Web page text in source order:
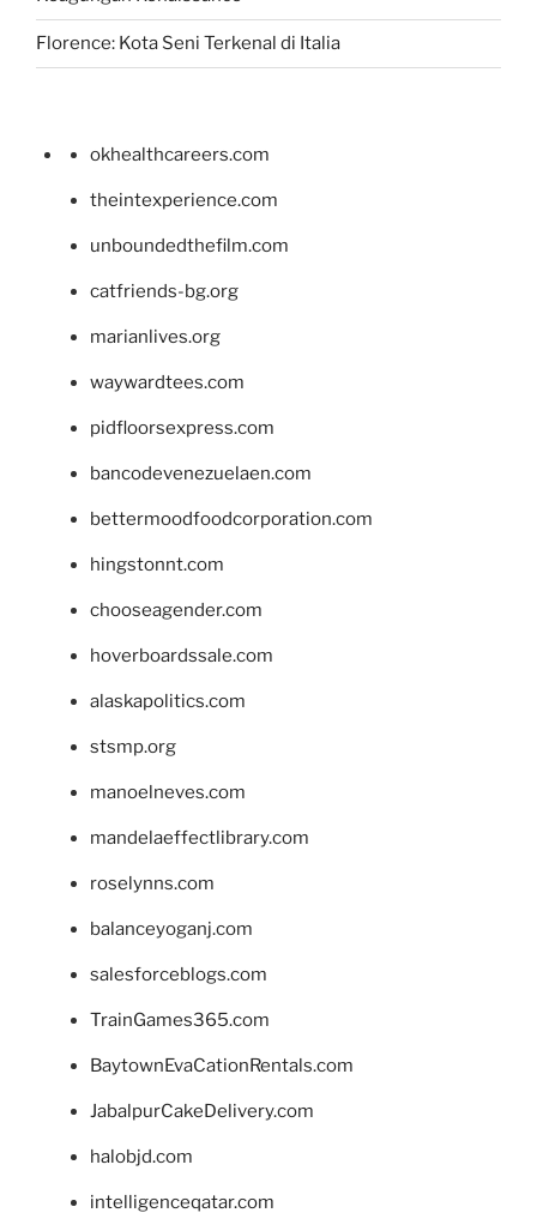
Florence: Kota Seni Terkenal di Italia
okhealthcareers.com
theintexperience.com
unboundedthefilm.com
catfriends-bg.org
marianlives.org
waywardtees.com
pidfloorsexpress.com
bancodevenezuelaen.com
bettermoodfoodcorporation.com
hingstonnt.com
chooseagender.com
hoverboardssale.com
alaskapolitics.com
stsmp.org
manoelneves.com
mandelaeffectlibrary.com
roselynns.com
balanceyoganj.com
salesforceblogs.com
TrainGames365.com
BaytownEvaCationRentals.com
JabalpurCakeDelivery.com
halobjd.com
intelligenceqatar.com